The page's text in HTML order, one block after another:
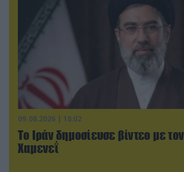
09.08.2026 | 18:02
Το Ιράν δημοσίευσε βίντεο με
Χαμενεΐ